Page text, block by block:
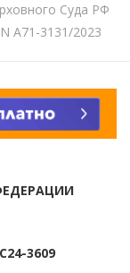
Суда РФ
А71-3131/2023
3609